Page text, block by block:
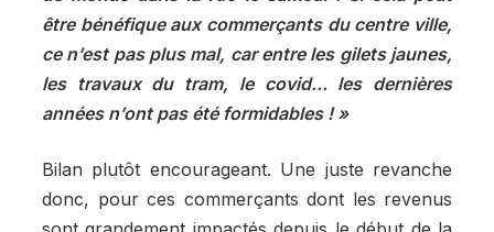
être bénéfique aux commerçants du centre ville,
ce n’est pas plus mal, car entre les gilets jaunes,
les travaux du tram, le covid… les dernières
années n’ont pas été formidables ! »
Bilan plutôt encourageant. Une juste revanche
donc, pour ces commerçants dont les revenus